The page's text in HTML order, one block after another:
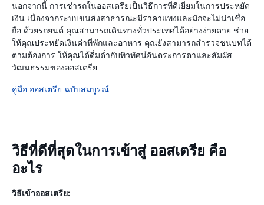
นอกจากนี้ การเช่ารถในออสเตรียเป็นวิธีการที่ดีเยี่ยมในการประหยัด
เงิน เนื่องจากระบบขนส่งสาธารณะมีราคาแพงและมักจะไม่น่าเชื่อ
ถือ ด้วยรถยนต์ คุณสามารถเดินทางทั่วประเทศได้อย่างง่ายดาย ช่วย
ให้คุณประหยัดเงินค่าที่พักและอาหาร คุณยังสามารถสำรวจชนบทได้
ตามต้องการ ให้คุณได้ดื่มด่ำกับทิวทัศน์อันตระการตาและสัมผัส
วัฒนธรรมของออสเตรีย
คู่มือ ออสเตรีย ฉบับสมบูรณ์
วิธีที่ดีที่สุดในการเข้าสู่ ออสเตรีย คือ
อะไร
วิธีเข้าออสเตรีย: